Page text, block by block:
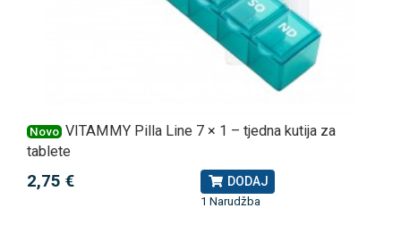
Novo VITAMMY Pilla Line 7 × 1 – tjedna kutija za
tablete
2,75 € DODAJ
1 Narudžba